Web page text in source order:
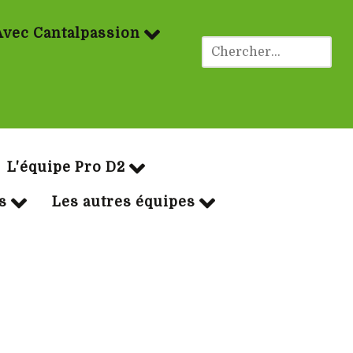
Cantalpassion
L'équipe Pro D2
Les autres équipes